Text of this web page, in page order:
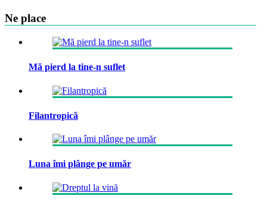
Ne place
Mă pierd la tine-n suflet
Filantropică
Luna îmi plânge pe umăr